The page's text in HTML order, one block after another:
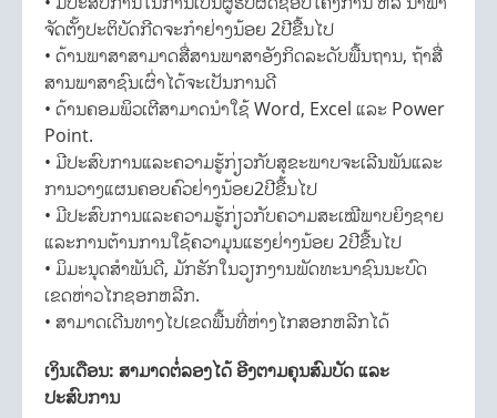
ຈັດຕັ້ງປະຕິບັດກີດຈະກຳຢ່າງນ້ອຍ 2ປີຂື້ນໄປ
• ດ້ານພາສາສາມາດສື່ສານພາສາອັງກິດລະດັບພື້ນຖານ, ຖ້າສື່
ສານພາສາຊົນເຜົ່າໄດ້ຈະເປັນການດີ
• ດ້ານຄອມພິວເຕີສາມາດນໍາໃຊ້ Word, Excel ແລະ Power
Point.
• ມີປະສົບການແລະຄວາມຮູ້ກ່ຽວກັບສຸຂະພາບຈະເລີນພັນແລະ
ການວາງແຜນຄອບຄົວຢ່າງນ້ອຍ2ປີຂື້ນໄປ
• ມີປະສົບການແລະຄວາມຮູ້ກ່ຽວກັບຄວາມສະເໝີພາບຍິງຊາຍ
ແລະການຕ້ານການໃຊ້ຄວາມຸນແຮງຢ່າງນ້ອຍ 2ປີຂື້ນໄປ
• ມິມະນຸດສຳພັນດີ, ມັກຮັກໃນວຽກງານພັດທະນາຊົນນະບົດ
ເຂດຫ່າວໄກຊອກຫລີກ.
• ສາມາດເດີນທາງໄປເຂດພື້ນທີ່ຫ່າງໄກສອກຫລີກໄດ້
ເງິນເດືອນ: ສາມາດຕໍ່ລອງໄດ້ ອີງຕາມຄຸນສົມບັດ ແລະ
ປະສົບການ